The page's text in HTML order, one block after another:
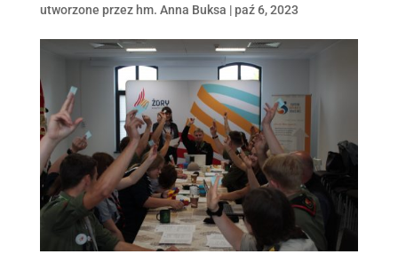
utworzone przez hm. Anna Buksa | paź 6, 2023